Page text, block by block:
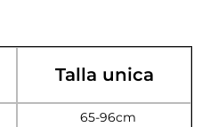
Talla unica
65-96cm